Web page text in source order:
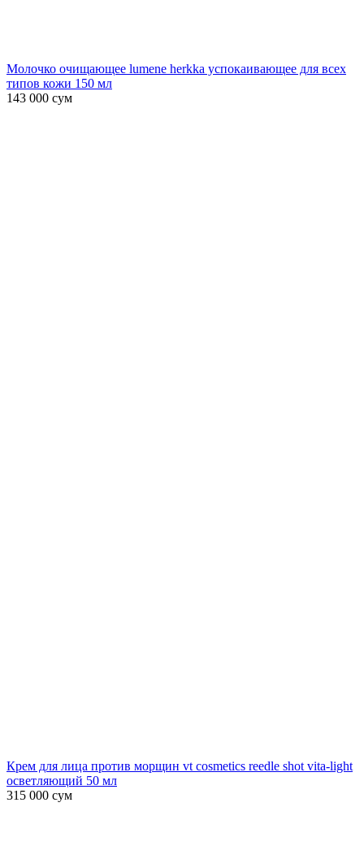
Молочко очищающее lumene herkka успокаивающее для всех
типов кожи 150 мл
143 000 сум
Крем для лица против морщин vt cosmetics reedle shot vita-light
осветляющий 50 мл
315 000 сум